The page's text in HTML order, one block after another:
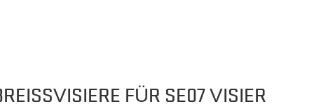
FÜR SE07 VISIER